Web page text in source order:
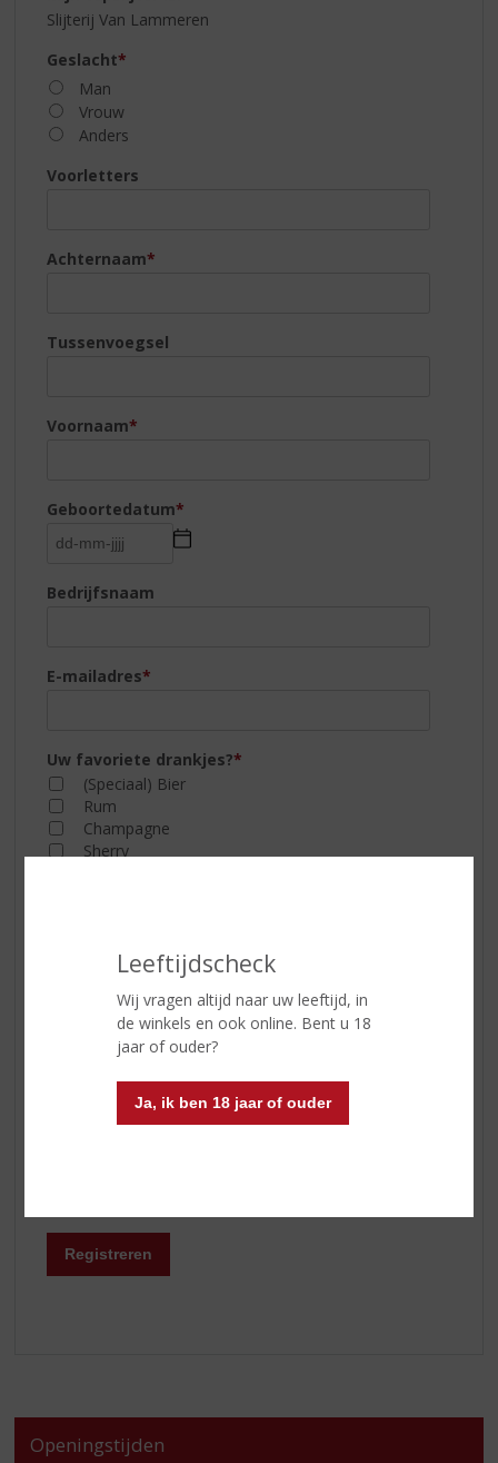
Leeftijdscheck
Wij vragen altijd naar uw leeftijd, in
de winkels en ook online. Bent u 18
jaar of ouder?
Ja, ik ben 18 jaar of ouder
Slijterij Van Lammeren
Geslacht*
Man
Vrouw
Anders
Voorletters
Achternaam*
Tussenvoegsel
Voornaam*
Geboortedatum*
Bedrijfsnaam
E-mailadres*
Uw favoriete drankjes?*
(Speciaal) Bier
Rum
Champagne
Sherry
Jenever
Likeuren
Overig
Graag word ik op de hoogte gehouden van
Registreren
Openingstijden